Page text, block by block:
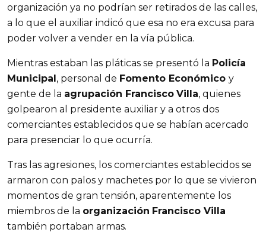
organización ya no podrían ser retirados de las calles,
a lo que el auxiliar indicó que esa no era excusa para
poder volver a vender en la vía pública.
Mientras estaban las pláticas se presentó la Policía
Municipal , personal de Fomento Económico y
gente de la agrupación Francisco Villa, quienes
golpearon al presidente auxiliar y a otros dos
comerciantes establecidos que se habían acercado
para presenciar lo que ocurría.
Tras las agresiones, los comerciantes establecidos se
armaron con palos y machetes por lo que se vivieron
momentos de gran tensión, aparentemente los
miembros de la organización Francisco Villa
también portaban armas.